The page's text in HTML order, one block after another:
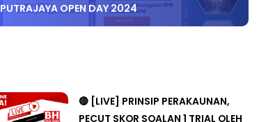
PUTRAJAYA OPEN DAY 2024
🔴 [LIVE] PRINSIP PERAKAUNAN,
PECUT SKOR SOALAN 1 TRIAL OLEH